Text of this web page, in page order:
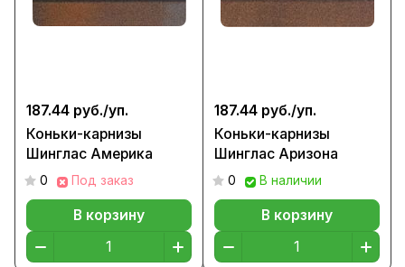
187.44 руб./уп.
Коньки-карнизы
Шинглас Америка
0 Под заказ
В корзину
187.44 руб./уп.
Коньки-карнизы
Шинглас Аризона
0 В наличии
В корзину